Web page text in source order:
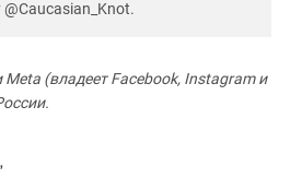
(владеет Facebook, Instagram и